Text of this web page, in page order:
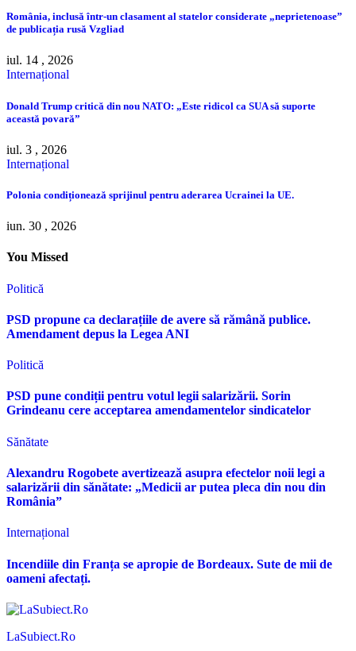
România, inclusă într-un clasament al statelor considerate „neprietenoase”
de publicația rusă Vzgliad
iul. 14 , 2026
Internațional
Donald Trump critică din nou NATO: „Este ridicol ca SUA să suporte
această povară”
iul. 3 , 2026
Internațional
Polonia condiționează sprijinul pentru aderarea Ucrainei la UE.
iun. 30 , 2026
You Missed
Politică
PSD propune ca declarațiile de avere să rămână publice.
Amendament depus la Legea ANI
Politică
PSD pune condiții pentru votul legii salarizării. Sorin
Grindeanu cere acceptarea amendamentelor sindicatelor
Sănătate
Alexandru Rogobete avertizează asupra efectelor noii legi a
salarizării din sănătate: „Medicii ar putea pleca din nou din
România”
Internațional
Incendiile din Franța se apropie de Bordeaux. Sute de mii de
oameni afectați.
LaSubiect.Ro